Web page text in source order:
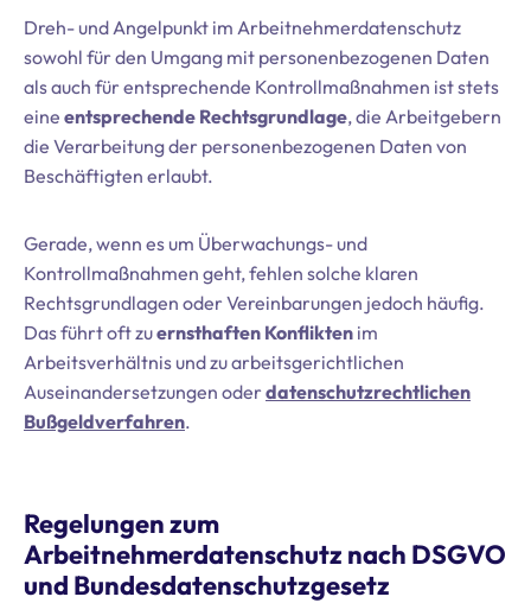
Dreh- und Angelpunkt im Arbeitnehmerdatenschutz
sowohl für den Umgang mit personenbezogenen Daten
als auch für entsprechende Kontrollmaßnahmen ist stets
eine entsprechende Rechtsgrundlage, die Arbeitgebern
die Verarbeitung der personenbezogenen Daten von
Beschäftigten erlaubt.
Gerade, wenn es um Überwachungs- und
Kontrollmaßnahmen geht, fehlen solche klaren
Rechtsgrundlagen oder Vereinbarungen jedoch häufig.
Das führt oft zuernsthaften Konflikten im
Arbeitsverhältnis und zu arbeitsgerichtlichen
Auseinandersetzungen oderdatenschutzrechtlichen
Bußgeldverfahren.
Regelungen zum
Arbeitnehmerdatenschutz nach DSGVO
und Bundesdatenschutzgesetz